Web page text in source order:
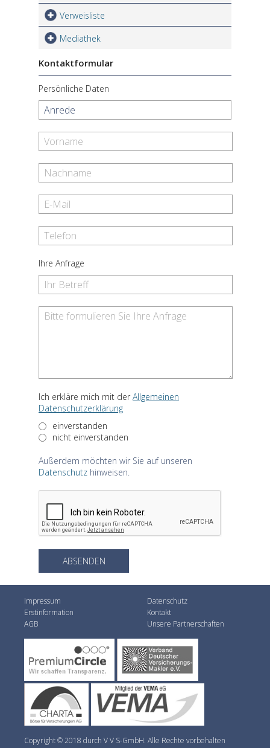
Verweisliste
Mediathek
Kontaktformular
Persönliche Daten
Ihre Anfrage
Ich erkläre mich mit der Allgemeinen
Datenschutzerklärung
einverstanden
nicht einverstanden
Außerdem möchten wir Sie auf unseren
Datenschutz hinweisen.
Impressum
Erstinformation
AGB
Datenschutz
Kontakt
Unsere Partnerschaften
Copyright © 2018 durch V V S-GmbH. Alle Rechte vorbehalten